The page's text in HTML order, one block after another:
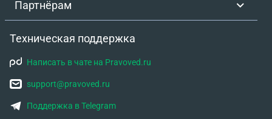
Партнёрам
Техническая поддержка
Написать в чате на Pravoved.ru
support@pravoved.ru
Поддержка в Telegram